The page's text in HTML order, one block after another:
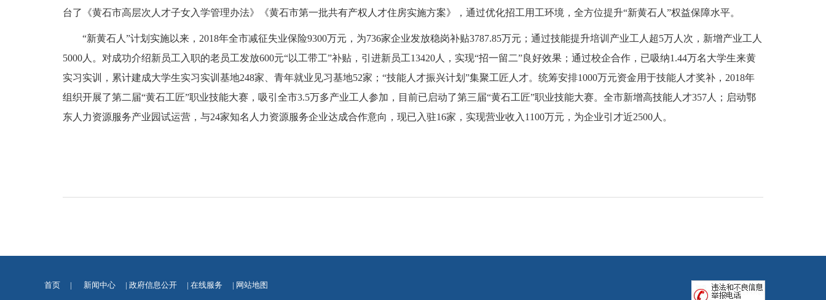
台了《黄石市高层次人才子女入学管理办法》《黄石市第一批共有产权人才住房实施方案》，通过优化招工用工环境，全方位提升“新黄石人”权益保障水平。
“新黄石人”计划实施以来，2018年全市减征失业保险9300万元，为736家企业发放稳岗补贴3787.85万元；通过技能提升培训产业工人超5万人次，新增产业工人
5000人。对成功介绍新员工入职的老员工发放600元“以工带工”补贴，引进新员工13420人，实现“招一留二”良好效果；通过校企合作，已吸纳1.44万名大学生来黄
实习实训，累计建成大学生实习实训基地248家、青年就业见习基地52家；“技能人才振兴计划”集聚工匠人才。统筹安排1000万元资金用于技能人才奖补，2018年
组织开展了第二届“黄石工匠”职业技能大赛，吸引全市3.5万多产业工人参加，目前已启动了第三届“黄石工匠”职业技能大赛。全市新增高技能人才357人；启动鄂
东人力资源服务产业园试运营，与24家知名人力资源服务企业达成合作意向，现已入驻16家，实现营业收入1100万元，为企业引才近2500人。
首页 | 新闻中心 | 政府信息公开 | 在线服务 | 网站地图